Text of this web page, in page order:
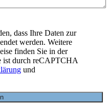
dass Ihre Daten zur
werden. Weitere
finden Sie in der
ist durch reCAPTCHA
und